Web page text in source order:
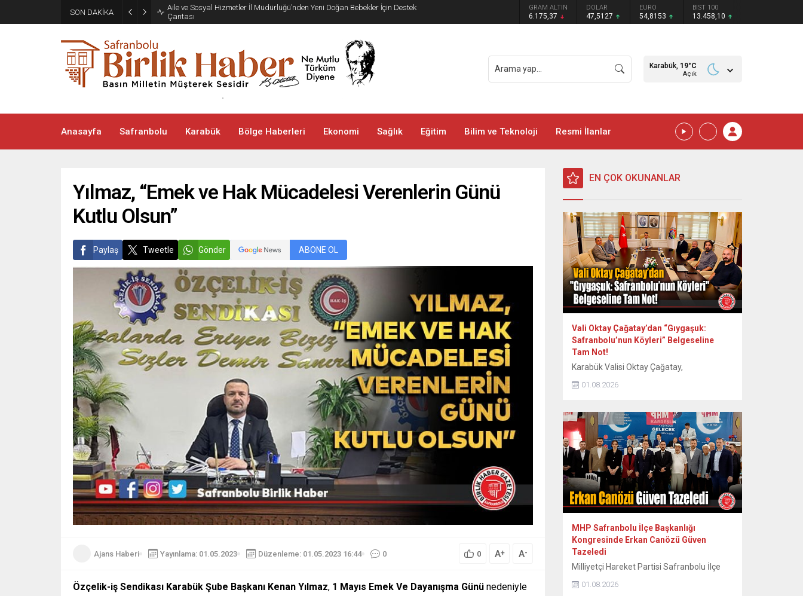
SON DAKİKA
Aile ve Sosyal Hizmetler İl Müdürlüğü’nden Yeni Doğan Bebekler İçin Destek
Çantası
GRAM ALTIN
6.175,37
DOLAR
47,5127
EURO
54,8153
BIST 100
13.458,10
Karabük, 19°C
Açık
Anasayfa Safranbolu Karabük Bölge Haberleri Ekonomi Sağlık Eğitim Bilim ve Teknoloji Resmi İlanlar
Yılmaz, “Emek ve Hak Mücadelesi Verenlerin Günü
Kutlu Olsun”
Paylaş Tweetle Gönder ABONE OL
Ajans Haberi Yayınlama: 01.05.2023 Düzenleme: 01.05.2023 16:44 0 0 A+ A-
Özçelik-iş Sendikası Karabük Şube Başkanı Kenan Yılmaz, 1 Mayıs Emek Ve Dayanışma Günü nedeniyle
EN ÇOK OKUNANLAR
Vali Oktay Çağatay’dan “Gıygaşuk:
Safranbolu’nun Köyleri” Belgeseline
Tam Not!
Karabük Valisi Oktay Çağatay,
somut olmayan kültürel mirasını kayıt
Köyleri” adlı uzun metraj belgesel filmini
izledi. Vali Oktay Çağatay, Vali Yardımcıları
Erol Özkan ve Kerem Süleyman Yüksel ile
birlikte özel gösterime katıldı. Etkinlikte
ayrıca Safranbolu Alan Başkanı Cemil
Belder, Kültürel Miras...
01.08.2026
MHP Safranbolu İlçe Başkanlığı
Kongresinde Erkan Canözü Güven
Tazeledi
Milliyetçi Hareket Partisi Safranbolu İlçe
aday olarak seçime giren mevcut başkan
01.08.2026